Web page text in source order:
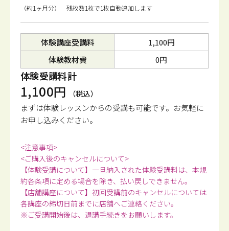
（約1ヶ月分） 残枚数1枚で1枚自動追加します
体験講座受講料
1,100円
体験教材費
0円
体験受講料計
1,100円 （税込）
まずは体験レッスンからの受講も可能です。 お気軽に
お申し込みください。
<注意事項>
<ご購入後のキャンセルについて>
【体験受講について】一旦納入された体験受講料は、本規
約各条項に定める場合を除き、払い戻しできません。
【店舗講座について】初回受講前のキャンセルについては
各講座の締切日前までに店舗へご連絡ください。
※ご受講開始後は、退講手続きをお願いします。